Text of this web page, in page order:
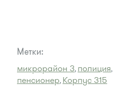
Метки:
микрорайон 3, полиция,
пенсионер, Корпус 315